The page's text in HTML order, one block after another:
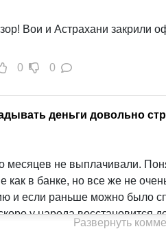
Вои и Астрахани
0 0
деньги довольно
месяцев не выплачивали.
как в банке, но все же не
и если раньше можно было
у народа восстановится
Развернуть